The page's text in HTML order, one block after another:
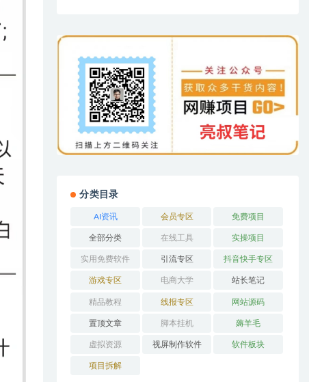
分类目录
AI资讯 会员专区 免费项目
全部分类 在线工具 实操项目
实用免费软件 引流专区 抖音快手专区
游戏专区 电商大学 站长笔记
精品教程 线报专区 网站源码
置顶文章 脚本挂机 薅羊毛
虚拟资源 视屏制作软件 软件板块
项目拆解